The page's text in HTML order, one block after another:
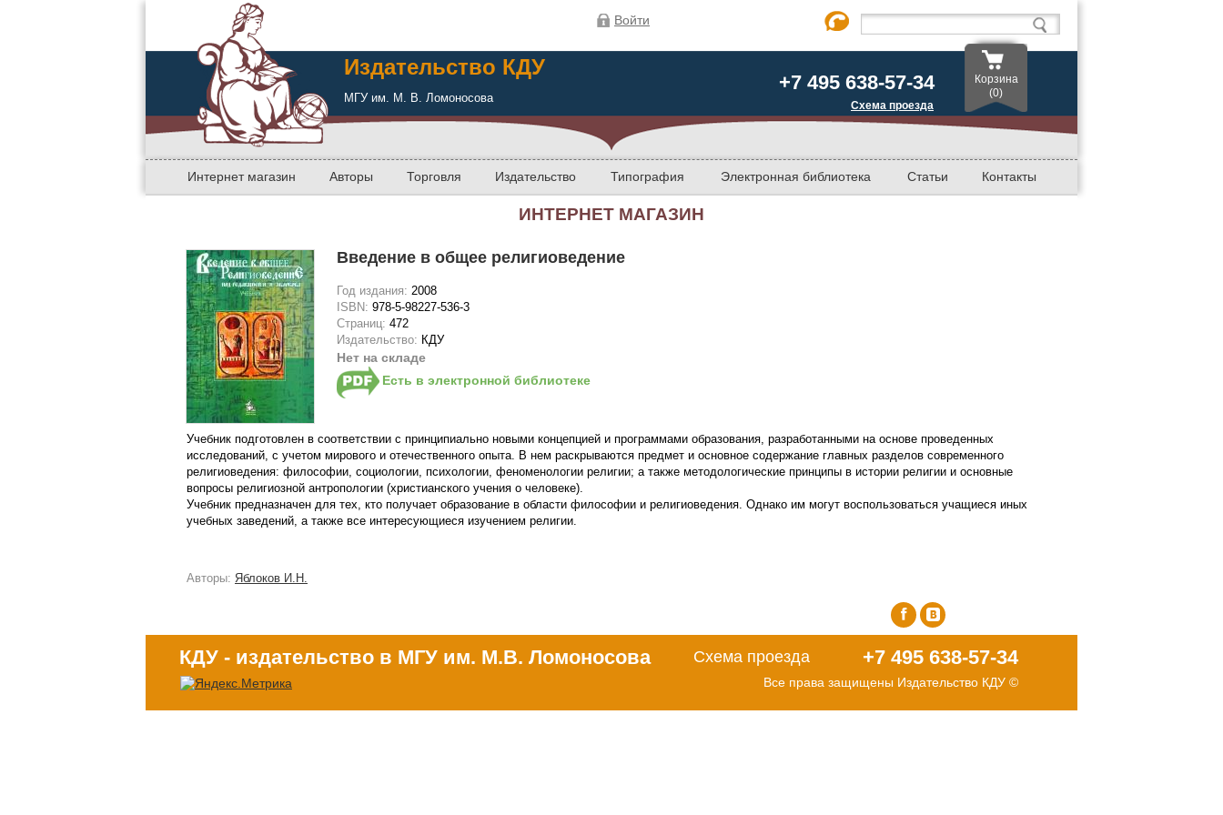
Издательство КДУ
МГУ им. М. В. Ломоносова
Войти
+7 495 638-57-34
Схема проезда
Корзина
(0)
Интернет магазин Авторы Торговля Издательство Типография Электронная библиотека Статьи Контакты
ИНТЕРНЕТ МАГАЗИН
Введение в общее религиоведение
Год издания: 2008
ISBN: 978-5-98227-536-3
Страниц: 472
Издательство: КДУ
Нет на складе
Есть в электронной библиотеке
Учебник подготовлен в соответствии с принципиально новыми концепцией и программами образования, разработанными на основе проведенных
исследований, с учетом мирового и отечественного опыта. В нем раскрываются предмет и основное содержание главных разделов современного
религиоведения: философии, социологии, психологии, феноменологии религии; а также методологические принципы в истории религии и основные
вопросы религиозной антропологии (христианского учения о человеке).
Учебник предназначен для тех, кто получает образование в области философии и религиоведения. Однако им могут воспользоваться учащиеся иных
учебных заведений, а также все интересующиеся изучением религии.
Авторы: Яблоков И.Н.
facebook
vk
Все права защищены Издательство КДУ ©
Схема проезда
КДУ - издательство в МГУ им. М.В. Ломоносова +7 495 638-57-34